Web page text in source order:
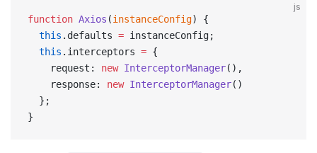
js
function Axios (instanceConfig) {
  this
.defaults = instanceConfig;
  this
.interceptors = {
    request:
new InterceptorManager(),
    response:
new InterceptorManager()
  };
}